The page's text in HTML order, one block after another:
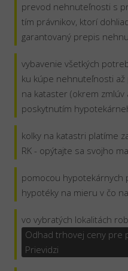
prevod nehnuteľnosti s
tím právnikov, ktorí
garantovaný prepis
vybavenie všetkých
ku kúpe nehnuteľnosti
na kataster (okrem zmlúv
poskytnutím
kolky na katastri platíme
RK - opýtajte sa svojho
pomocou hypotekárnych
hypotéky na mieru v čo
vo vybratých lokalitách
Odhad trhovej ceny pre
Prievidzi